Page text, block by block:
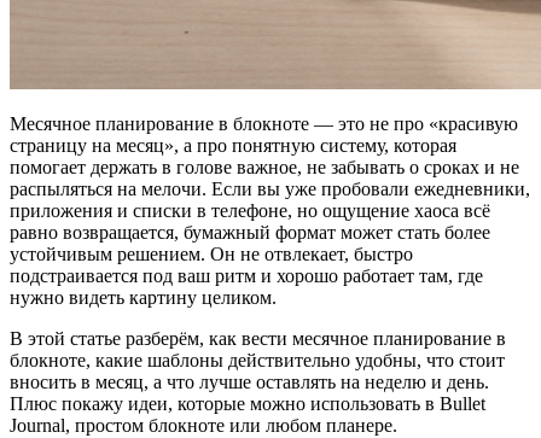
Месячное планирование в блокноте — это не про «красивую
страницу на месяц», а про понятную систему, которая
помогает держать в голове важное, не забывать о сроках и не
распыляться на мелочи. Если вы уже пробовали ежедневники,
приложения и списки в телефоне, но ощущение хаоса всё
равно возвращается, бумажный формат может стать более
устойчивым решением. Он не отвлекает, быстро
подстраивается под ваш ритм и хорошо работает там, где
нужно видеть картину целиком.
В этой статье разберём, как вести месячное планирование в
блокноте, какие шаблоны действительно удобны, что стоит
вносить в месяц, а что лучше оставлять на неделю и день.
Плюс покажу идеи, которые можно использовать в Bullet
Journal, простом блокноте или любом планере.